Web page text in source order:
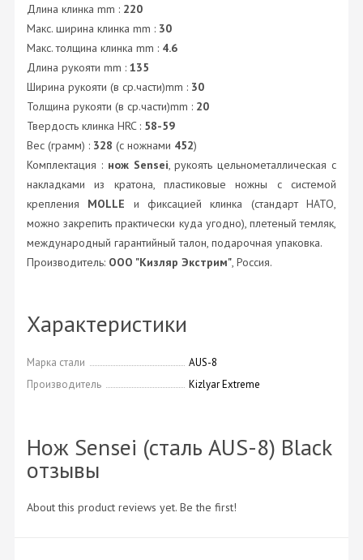
Длина клинка mm : 220
Макс. ширина клинка mm : 30
Макс. толщина клинка mm : 4.6
Длина рукояти mm : 135
Ширина рукояти (в ср.части)mm : 30
Толщина рукояти (в ср.части)mm : 20
Твердость клинка HRC : 58-59
Вес (грамм) : 328 (с ножнами 452)
Комплектация :нож Sensei, рукоять цельнометаллическая с
накладками из кратона, пластиковые ножны с системой
крепления MOLLE и фиксацией клинка (стандарт НАТО,
можно закрепить практически куда угодно), плетеный темляк,
международный гарантийный талон, подарочная упаковка.
Производитель: OOO "Кизляр Экстрим", Россия.
Характеристики
Марка стали
AUS-8
Производитель
Kizlyar Extreme
Нож Sensei (сталь AUS-8) Black
отзывы
About this product reviews yet. Be the first!